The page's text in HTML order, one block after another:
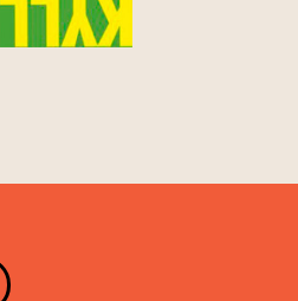
verkkopalveluun)